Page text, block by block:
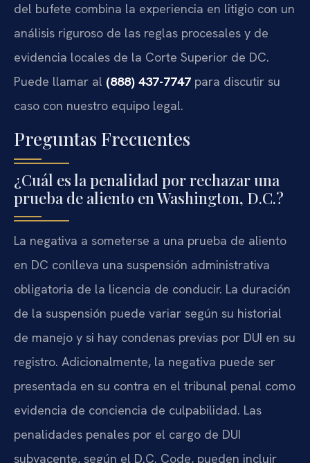
del bufete combina la experiencia en litigio con un
análisis riguroso de las reglas procesales y de
evidencia locales de la Corte Superior de DC.
Puede llamar al (888) 437-7747 para discutir su
caso con nuestro equipo legal.
Preguntas Frecuentes
¿Cuál es la penalidad por rechazar una
prueba de aliento en Washington, D.C.?
La negativa a someterse a una prueba de aliento
en DC conlleva una suspensión administrativa
obligatoria de la licencia de conducir. La duración
de la suspensión puede variar según su historial
de manejo y si hay condenas previas por DUI en su
registro. Adicionalmente, la negativa puede ser
presentada en su contra en el tribunal penal como
evidencia de conciencia de culpabilidad. Las
penalidades penales por el cargo de DUI
subyacente, según el D.C. Code, pueden incluir